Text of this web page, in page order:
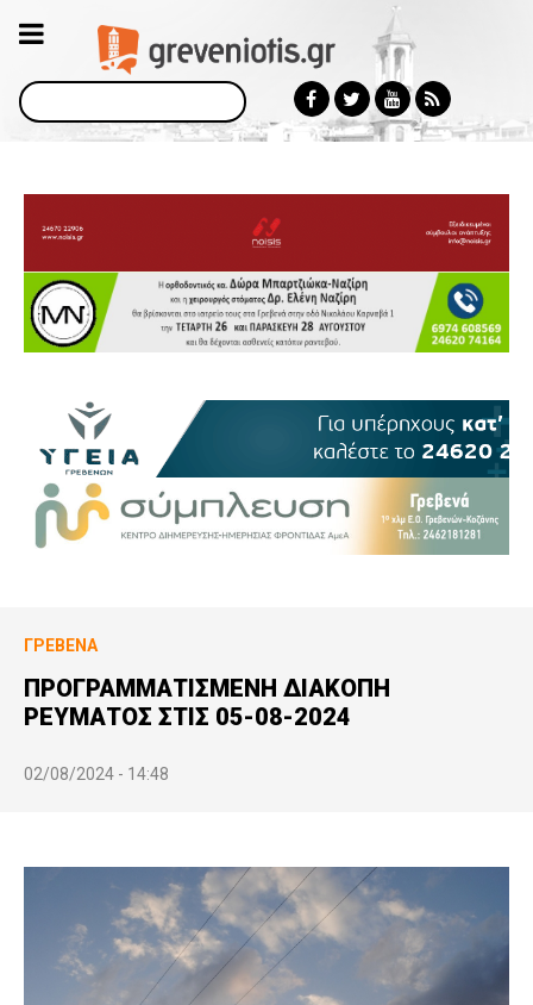
Αναζήτηση
ΓΡΕΒΕΝΆ
ΠΡΟΓΡΑΜΜΑΤΙΣΜΕΝH ΔΙΑΚΟΠH
ΡΕΥΜΑΤΟΣ ΣΤΙΣ 05-08-2024
02/08/2024 - 14:48